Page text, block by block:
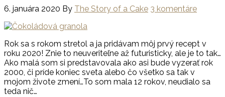
6. januára 2020 By The Story of a Cake 3 komentáre
Rok sa s rokom stretol a ja pridávam môj prvý recept v
roku 2020! Znie to neuveriteľne až futuristicky, ale je to tak…
Ako malá som si predstavovala ako asi bude vyzerať rok
2000, či príde koniec sveta alebo čo všetko sa tak v
mojom živote zmení…To som mala 12 rokov, neudialo sa
teda nič…